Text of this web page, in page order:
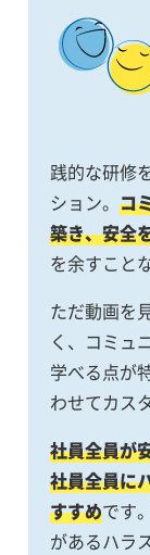
践的な研修
ション。コ
築き、安全
を余すこと
ただ動画を
く、コミュ
学べる点が
わせてカス
社員全員が
社員全員に
すすめです
があるハラ